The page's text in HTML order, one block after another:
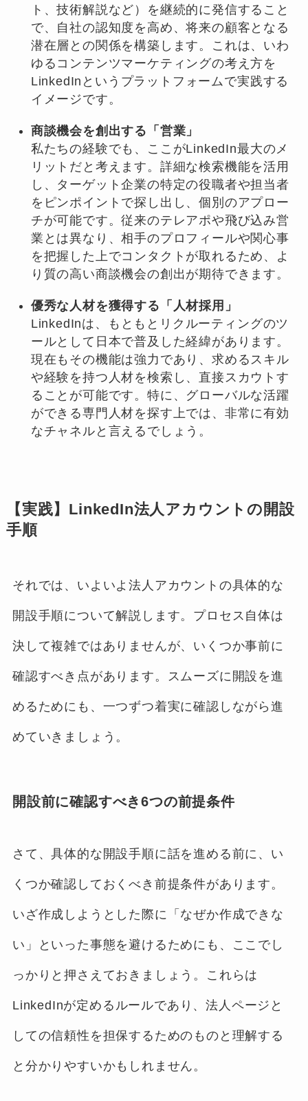
ト、技術解説など）を継続的に発信すること
で、自社の認知度を高め、将来の顧客となる
潜在層との関係を構築します。これは、いわ
ゆるコンテンツマーケティングの考え方を
LinkedInというプラットフォームで実践する
イメージです。
商談機会を創出する「営業」
私たちの経験でも、ここがLinkedIn最大のメ
リットだと考えます。詳細な検索機能を活用
し、ターゲット企業の特定の役職者や担当者
をピンポイントで探し出し、個別のアプロー
チが可能です。従来のテレアポや飛び込み営
業とは異なり、相手のプロフィールや関心事
を把握した上でコンタクトが取れるため、よ
り質の高い商談機会の創出が期待できます。
優秀な人材を獲得する「人材採用」
LinkedInは、もともとリクルーティングのツ
ールとして日本で普及した経緯があります。
現在もその機能は強力であり、求めるスキル
や経験を持つ人材を検索し、直接スカウトす
ることが可能です。特に、グローバルな活躍
ができる専門人材を探す上では、非常に有効
なチャネルと言えるでしょう。
【実践】LinkedIn法人アカウントの開設
手順
それでは、いよいよ法人アカウントの具体的な
開設手順について解説します。プロセス自体は
決して複雑ではありませんが、いくつか事前に
確認すべき点があります。スムーズに開設を進
めるためにも、一つずつ着実に確認しながら進
めていきましょう。
開設前に確認すべき6つの前提条件
さて、具体的な開設手順に話を進める前に、い
くつか確認しておくべき前提条件があります。
いざ作成しようとした際に「なぜか作成できな
い」といった事態を避けるためにも、ここでし
っかりと押さえておきましょう。これらは
LinkedInが定めるルールであり、法人ページと
しての信頼性を担保するためのものと理解する
と分かりやすいかもしれません。